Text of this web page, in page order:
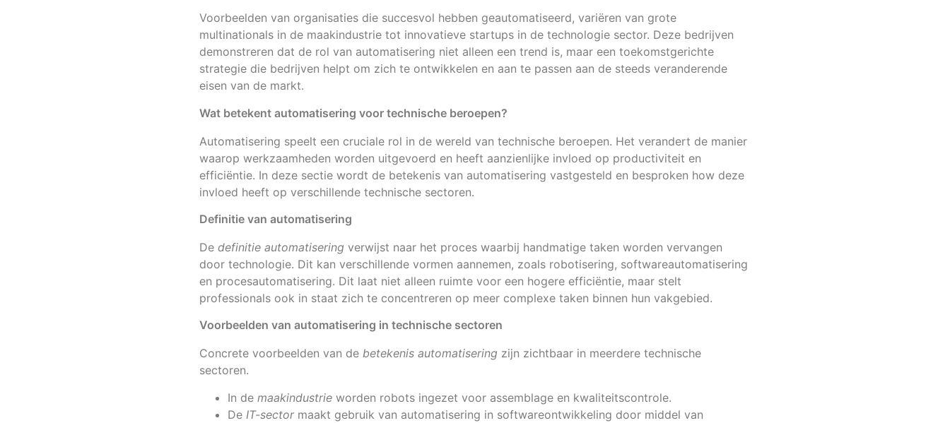
Voorbeelden van organisaties die succesvol hebben geautomatiseerd, variëren van grote
multinationals in de maakindustrie tot innovatieve startups in de technologie sector. Deze bedrijven
demonstreren dat de rol van automatisering niet alleen een trend is, maar een toekomstgerichte
strategie die bedrijven helpt om zich te ontwikkelen en aan te passen aan de steeds veranderende
eisen van de markt.
Wat betekent automatisering voor technische beroepen?
Automatisering speelt een cruciale rol in de wereld van technische beroepen. Het verandert de manier
waarop werkzaamheden worden uitgevoerd en heeft aanzienlijke invloed op productiviteit en
efficiëntie. In deze sectie wordt de betekenis van automatisering vastgesteld en besproken how deze
invloed heeft op verschillende technische sectoren.
Definitie van automatisering
De definitie automatisering verwijst naar het proces waarbij handmatige taken worden vervangen
door technologie. Dit kan verschillende vormen aannemen, zoals robotisering, softwareautomatisering
en procesautomatisering. Dit laat niet alleen ruimte voor een hogere efficiëntie, maar stelt
professionals ook in staat zich te concentreren op meer complexe taken binnen hun vakgebied.
Voorbeelden van automatisering in technische sectoren
Concrete voorbeelden van de betekenis automatisering zijn zichtbaar in meerdere technische
sectoren.
In de maakindustrie worden robots ingezet voor assemblage en kwaliteitscontrole.
De IT-sectormaakt gebruik van automatisering in softwareontwikkeling door middel van